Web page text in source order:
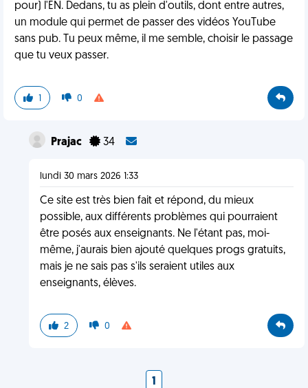
pour) l'EN. Dedans, tu as plein d'outils, dont entre autres,
un module qui permet de passer des vidéos YouTube
sans pub. Tu peux même, il me semble, choisir le passage
que tu veux passer.
1 0
Prajac 34
lundi 30 mars 2026 1:33
Ce site est très bien fait et répond, du mieux
possible, aux différents problèmes qui pourraient
être posés aux enseignants. Ne l'étant pas, moi-
même, j'aurais bien ajouté quelques progs gratuits,
mais je ne sais pas s'ils seraient utiles aux
enseignants, élèves.
2 0
1